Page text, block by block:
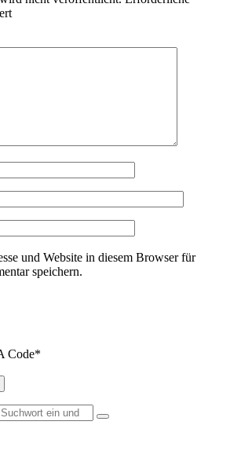
und Website in diesem Browser für
speichern.
Code*